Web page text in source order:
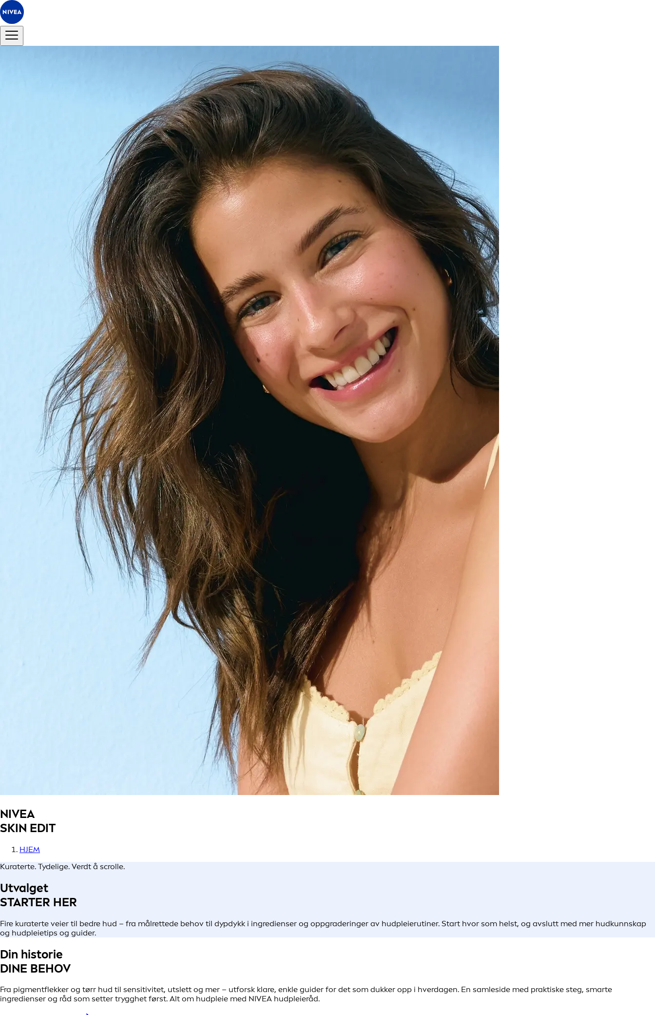
NIVEA
SKIN EDIT
HJEM
Kuraterte. Tydelige. Verdt å scrolle.
Utvalget
STARTER HER
Fire kuraterte veier til bedre hud – fra målrettede behov til dypdykk i ingredienser og oppgraderinger av hudpleierutiner. Start hvor som helst, og avslutt med mer hudkunnskap
og hudpleietips og guider.
Din historie
DINE BEHOV
Fra pigmentflekker og tørr hud til sensitivitet, utslett og mer – utforsk klare, enkle guider for det som dukker opp i hverdagen. En samleside med praktiske steg, smarte
ingredienser og råd som setter trygghet først. Alt om hudpleie med NIVEA hudpleieråd.